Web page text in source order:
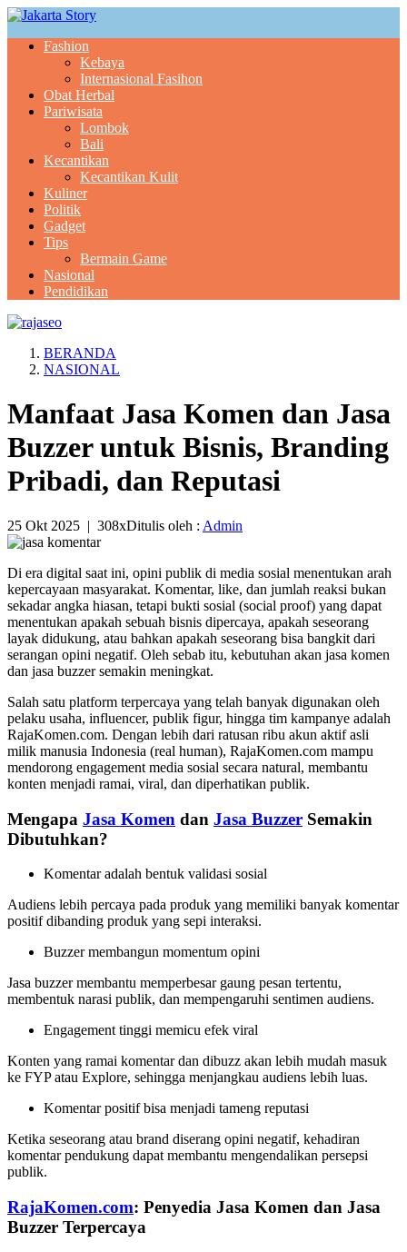
Fashion
Kebaya
Internasional Fasihon
Obat Herbal
Pariwisata
Lombok
Bali
Kecantikan
Kecantikan Kulit
Kuliner
Politik
Gadget
Tips
Bermain Game
Nasional
Pendidikan
BERANDA
NASIONAL
Manfaat Jasa Komen dan Jasa
Buzzer untuk Bisnis, Branding
Pribadi, dan Reputasi
25 Okt 2025 | 308xDitulis oleh : Admin
Di era digital saat ini, opini publik di media sosial menentukan arah
kepercayaan masyarakat. Komentar, like, dan jumlah reaksi bukan
sekadar angka hiasan, tetapi bukti sosial (social proof) yang dapat
menentukan apakah sebuah bisnis dipercaya, apakah seseorang
layak didukung, atau bahkan apakah seseorang bisa bangkit dari
serangan opini negatif. Oleh sebab itu, kebutuhan akan jasa komen
dan jasa buzzer semakin meningkat.
Salah satu platform terpercaya yang telah banyak digunakan oleh
pelaku usaha, influencer, publik figur, hingga tim kampanye adalah
RajaKomen.com. Dengan lebih dari ratusan ribu akun aktif asli
milik manusia Indonesia (real human), RajaKomen.com mampu
mendorong engagement media sosial secara natural, membantu
konten menjadi ramai, viral, dan diperhatikan publik.
Mengapa Jasa Komen dan Jasa Buzzer Semakin
Dibutuhkan?
Komentar adalah bentuk validasi sosial
Audiens lebih percaya pada produk yang memiliki banyak komentar
positif dibanding produk yang sepi interaksi.
Buzzer membangun momentum opini
Jasa buzzer membantu memperbesar gaung pesan tertentu,
membentuk narasi publik, dan mempengaruhi sentimen audiens.
Engagement tinggi memicu efek viral
Konten yang ramai komentar dan dibuzz akan lebih mudah masuk
ke FYP atau Explore, sehingga menjangkau audiens lebih luas.
Komentar positif bisa menjadi tameng reputasi
Ketika seseorang atau brand diserang opini negatif, kehadiran
komentar pendukung dapat membantu mengendalikan persepsi
publik.
RajaKomen.com: Penyedia Jasa Komen dan Jasa
Buzzer Terpercaya